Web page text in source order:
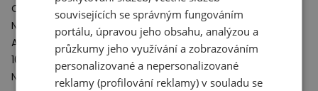
Odpovědný subjekt:
New Balance Europe BV
A-Factorij, Pilotenstraat 35 – 45
1059 CH Amsterdam
Netherlands
souvisejících se správným fungováním
portálu, úpravou jeho obsahu, analýzou a
průzkumy jeho využívání a zobrazováním
personalizované a nepersonalizované
reklamy (profilování reklamy) v souladu se